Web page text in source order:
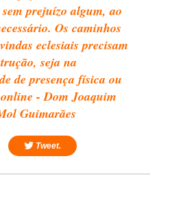
prejuízo algum, ao
Os caminhos
eclesiais precisam
seja na
de presença física ou
- Dom Joaquim
Guimarães
Tweet.